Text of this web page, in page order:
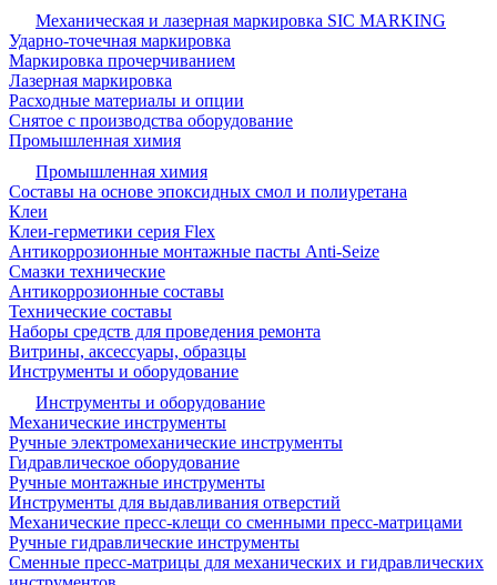
Механическая и лазерная маркировка SIC MARKING
Ударно-точечная маркировка
Маркировка прочерчиванием
Лазерная маркировка
Расходные материалы и опции
Снятое с производства оборудование
Промышленная химия
Промышленная химия
Составы на основе эпоксидных смол и полиуретана
Клеи
Клеи-герметики серия Flex
Антикоррозионные монтажные пасты Anti-Seize
Смазки технические
Антикоррозионные составы
Технические составы
Наборы средств для проведения ремонта
Витрины, аксессуары, образцы
Инструменты и оборудование
Инструменты и оборудование
Механические инструменты
Ручные электромеханические инструменты
Гидравлическое оборудование
Ручные монтажные инструменты
Инструменты для выдавливания отверстий
Механические пресс-клещи со сменными пресс-матрицами
Ручные гидравлические инструменты
Сменные пресс-матрицы для механических и гидравлических